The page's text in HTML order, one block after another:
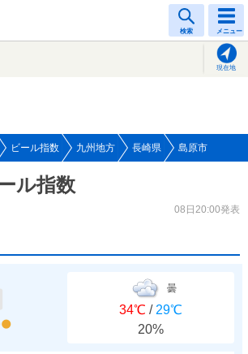
検索 メニュー
現在地
ビール指数 九州地方 長崎県 島原市
ル指数
08日20:00発表
曇
34℃ / 29℃
20%